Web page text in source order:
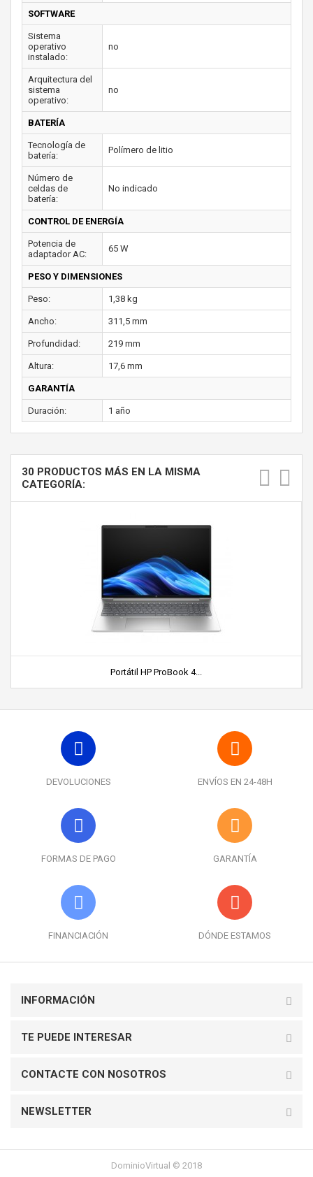
SOFTWARE
Sistema
operativo
instalado:
no
Arquitectura del
sistema
operativo:
no
BATERÍA
Tecnología de
batería:
Polímero de litio
Número de
celdas de
batería:
No indicado
CONTROL DE ENERGÍA
Potencia de
adaptador AC:
65 W
PESO Y DIMENSIONES
Peso: 1,38 kg
Ancho: 311,5 mm
Profundidad: 219 mm
Altura: 17,6 mm
GARANTÍA
Duración: 1 año
30 PRODUCTOS MÁS EN LA MISMA
CATEGORÍA:
Portátil HP ProBook 4...
DEVOLUCIONES ENVÍOS EN 24-48H
FORMAS DE PAGO GARANTÍA
FINANCIACIÓN DÓNDE ESTAMOS
INFORMACIÓN
TE PUEDE INTERESAR
CONTACTE CON NOSOTROS
NEWSLETTER
DominioVirtual © 2018